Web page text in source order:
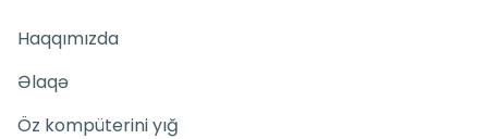
Haqqımızda
Əlaqə
Öz kompüterini yığ